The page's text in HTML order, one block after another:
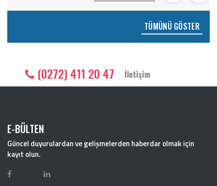
TÜMÜNÜ GÖSTER
(0272) 411 20 47 İletişim
E-BÜLTEN
Güncel duyurulardan ve gelişmelerden haberdar olmak için
kayıt olun.